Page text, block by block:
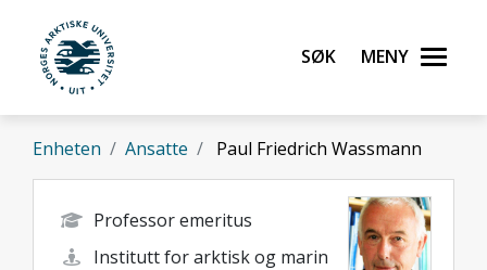
Gå til hovedinnhold
UiT Norges arktiske universitet
Søk Meny
Enheten Ansatte Paul Friedrich Wassmann
Professor emeritus
Institutt for arktisk og marin